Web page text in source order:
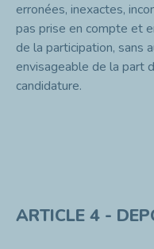
erronées, inexactes,
pas prise en compte et
de la participation, sans
envisageable de la part
candidature.
ARTICLE 4 -